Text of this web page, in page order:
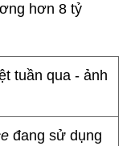
hơn 8 tỷ
đang sử dụng